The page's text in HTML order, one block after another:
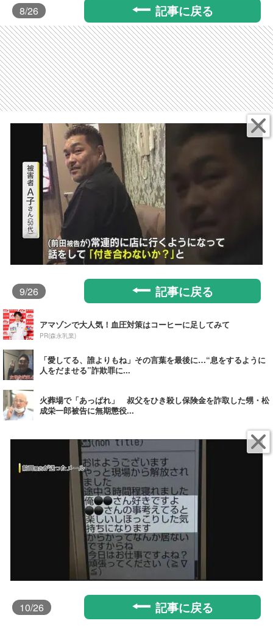
8/26 記事に戻る
9/26 記事に戻る
アマゾンで大人気！血圧対策はコーヒーに足してみて
PR(森永乳業)
「愛してる、誰よりもね」その言葉を最後に…“息をするように
人をだませる”詐欺罪に...
火葬場で「あっぱれ」 叔父をひき殺し保険金を詐取した甥・松
成栄一郎被告に無期懲役...
10/26 記事に戻る